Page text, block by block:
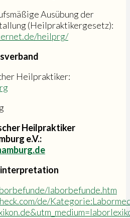
Ausübung der
(Heilpraktikergesetz):
heilprg/
Heilpraktiker:
Heilpraktiker
e.V.:
laborbefunde.htm
de/